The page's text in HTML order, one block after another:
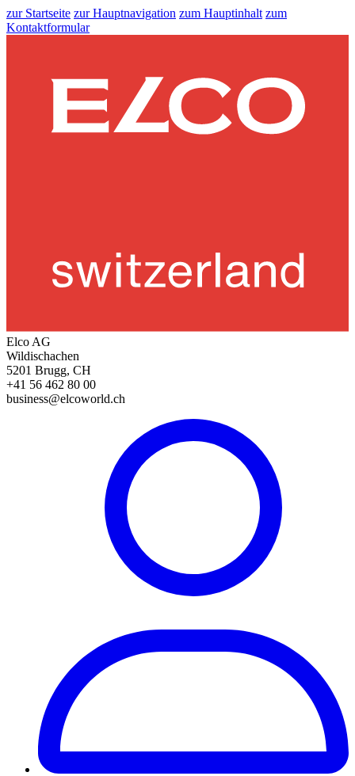
zur Startseite zur Hauptnavigation zum Hauptinhalt zum
Kontaktformular
Elco AG
Wildischachen
5201 Brugg, CH
+41 56 462 80 00
business@elcoworld.ch